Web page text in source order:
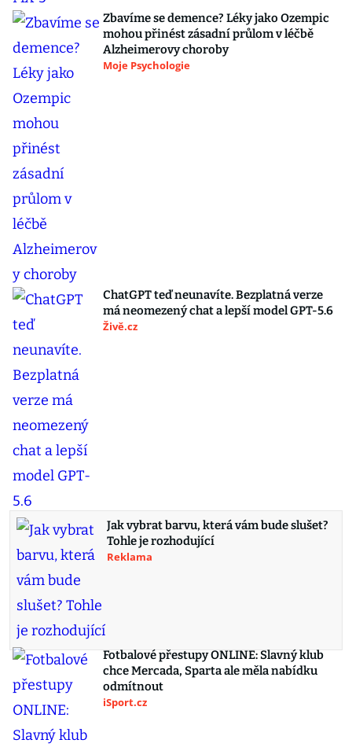
Zbavíme se demence? Léky jako Ozempic
mohou přinést zásadní průlom v léčbě
Alzheimerovy choroby
Moje Psychologie
ChatGPT teď neunavíte. Bezplatná verze
má neomezený chat a lepší model GPT-5.6
Živě.cz
Jak vybrat barvu, která vám bude slušet?
Tohle je rozhodující
Reklama
Fotbalové přestupy ONLINE: Slavný klub
chce Mercada, Sparta ale měla nabídku
odmítnout
iSport.cz